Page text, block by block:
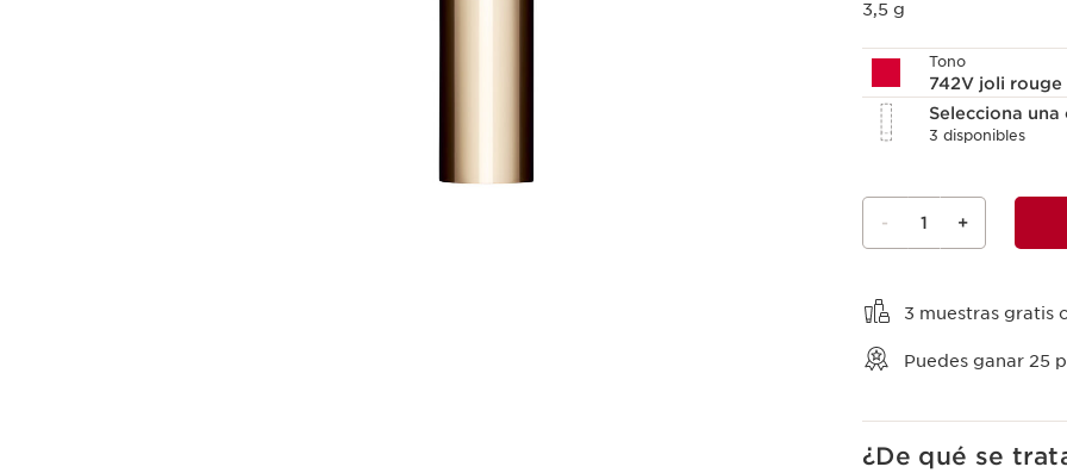
3,5 g
Tono
742V joli rouge
Selecciona una
3 disponibles
- 1 +
3 muestras gratis
Puedes ganar 25
¿De qué se